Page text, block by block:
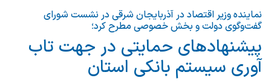
نماینده وزیر اقتصاد در آذربایجان شرقی در نشست شورای
گفت‌وگوی دولت و بخش خصوصی مطرح کرد؛
پیشنهادهای حمایتی در جهت تاب
آوری سیستم بانکی استان